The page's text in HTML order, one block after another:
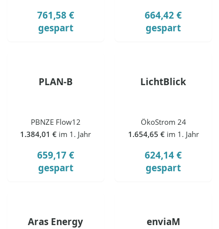
761,58 €
gespart
664,42 €
gespart
PLAN-B
PBNZE Flow12
1.384,01 € im 1. Jahr
659,17 €
gespart
LichtBlick
ÖkoStrom 24
1.654,65 € im 1. Jahr
624,14 €
gespart
Aras Energy enviaM